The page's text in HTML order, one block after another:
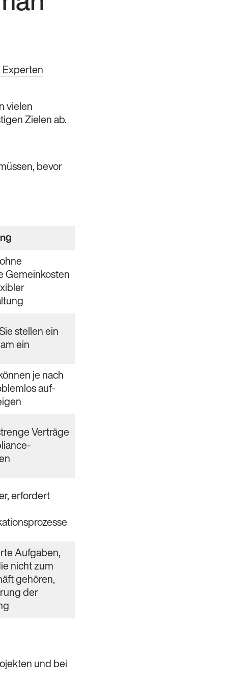
Experten
vielen
Zielen ab.
bevor
Gemeinkosten
stellen ein
ein
je nach
auf-
Verträge
erfordert
Aufgaben,
nicht zum
gehören,
der
und bei